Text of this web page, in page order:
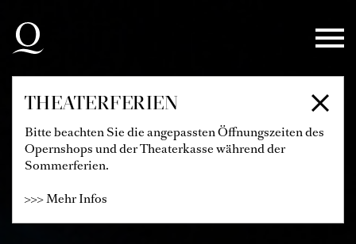
Zur Hauptnavigation springen
Zum Hauptinhalt springen
Zum Footer springen
THEATERFERIEN
Bitte beachten Sie die angepassten Öffnungszeiten des
Opernshops und der Theaterkasse während der
Sommerferien.
>>> Mehr Infos